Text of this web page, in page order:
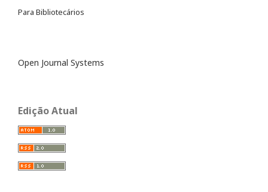
Para Bibliotecários
Open Journal Systems
Edição Atual